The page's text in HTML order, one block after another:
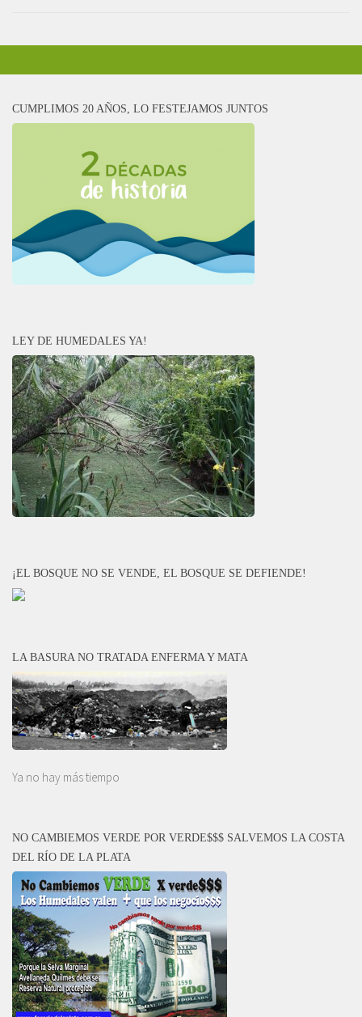
CUMPLIMOS 20 AÑOS, LO FESTEJAMOS JUNTOS
LEY DE HUMEDALES YA!
¡EL BOSQUE NO SE VENDE, EL BOSQUE SE DEFIENDE!
LA BASURA NO TRATADA ENFERMA Y MATA
Ya no hay más tiempo
NO CAMBIEMOS VERDE POR VERDE$$$ SALVEMOS LA COSTA
DEL RÍO DE LA PLATA